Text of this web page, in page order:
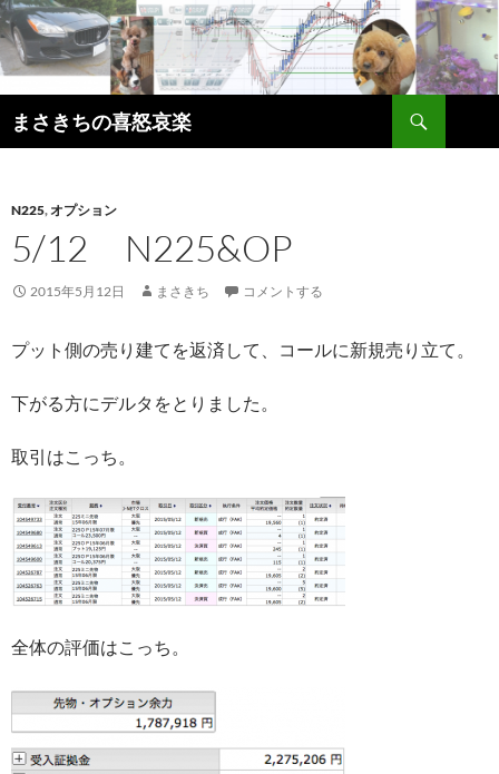
コ
ン
テ
ン
ツ
へ
プ
まさきちの喜怒哀楽
索
N225,オプション
5/12 N225&OP
2015年5月12日 まさきち コメントする
プット側の売り建てを返済して、コールに新規売り立て。
下がる方にデルタをとりました。
取引はこっち。
全体の評価はこっち。